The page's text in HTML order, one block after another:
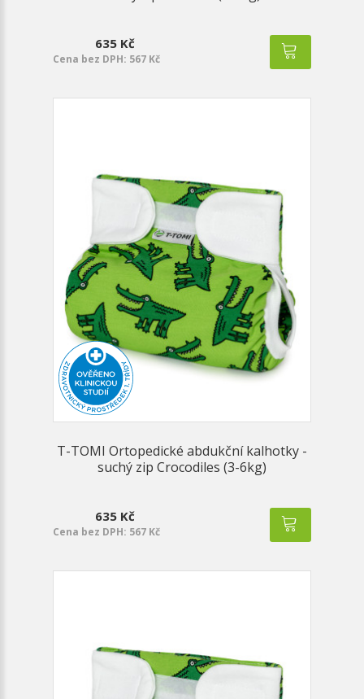
635 Kč
Cena bez DPH: 567 Kč
T-TOMI Ortopedické abdukční kalhotky -
suchý zip Crocodiles (3-6kg)
635 Kč
Cena bez DPH: 567 Kč